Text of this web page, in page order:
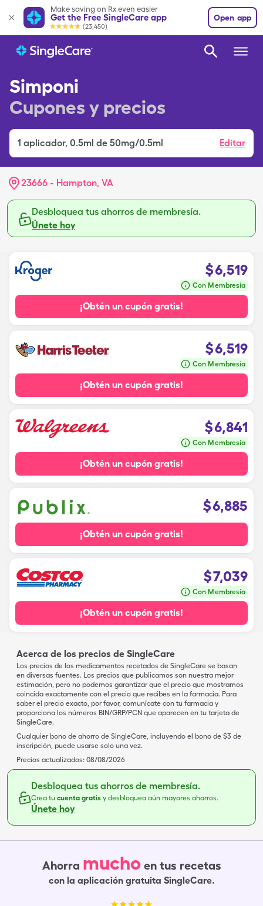
Make saving on Rx even easier
Get the Free SingleCare app
(23,450)
Open app
Simponi
Cupones y precios
1 aplicador, 0.5ml de 50mg/0.5ml Editar
23666 - Hampton, VA
Desbloquea tus ahorros de membresía.
Únete hoy
$6,519
Con Membresía
¡Obtén un cupón gratis!
$6,519
Con Membresía
¡Obtén un cupón gratis!
$6,841
Con Membresía
¡Obtén un cupón gratis!
$6,885
¡Obtén un cupón gratis!
$7,039
Con Membresía
¡Obtén un cupón gratis!
Acerca de los precios de SingleCare
Los precios de los medicamentos recetados de SingleCare se basan
en diversas fuentes. Los precios que publicamos son nuestra mejor
estimación, pero no podemos garantizar que el precio que mostramos
coincida exactamente con el precio que recibes en la farmacia. Para
saber el precio exacto, por favor, comunícate con tu farmacia y
proporciona los números BIN/GRP/PCN que aparecen en tu tarjeta de
SingleCare.
Cualquier bono de ahorro de SingleCare, incluyendo el bono de $3 de
inscripción, puede usarse solo una vez.
Precios actualizados: 08/08/2026
Desbloquea tus ahorros de membresía.
Crea tu cuenta gratis y desbloquea aún mayores ahorros.
Únete hoy
Ahorra mucho en tus recetas
con la aplicación gratuita SingleCare.